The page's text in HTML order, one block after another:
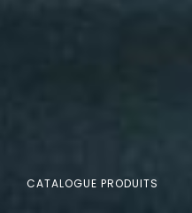
CATALOGUE PRODUITS